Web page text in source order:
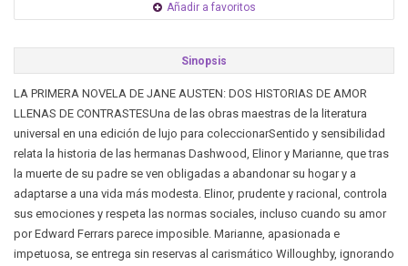
Añadir a favoritos
Sinopsis
LA PRIMERA NOVELA DE JANE AUSTEN: DOS HISTORIAS DE AMOR
LLENAS DE CONTRASTESUna de las obras maestras de la literatura
universal en una edición de lujo para coleccionarSentido y sensibilidad
relata la historia de las hermanas Dashwood, Elinor y Marianne, que tras
la muerte de su padre se ven obligadas a abandonar su hogar y a
adaptarse a una vida más modesta. Elinor, prudente y racional, controla
sus emociones y respeta las normas sociales, incluso cuando su amor
por Edward Ferrars parece imposible. Marianne, apasionada e
impetuosa, se entrega sin reservas al carismático Willoughby, ignorando